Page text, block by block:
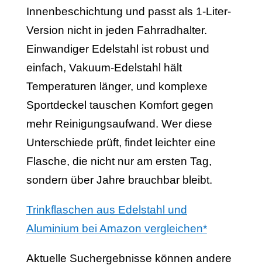
Innenbeschichtung und passt als 1-Liter-
Version nicht in jeden Fahrradhalter.
Einwandiger Edelstahl ist robust und
einfach, Vakuum-Edelstahl hält
Temperaturen länger, und komplexe
Sportdeckel tauschen Komfort gegen
mehr Reinigungsaufwand. Wer diese
Unterschiede prüft, findet leichter eine
Flasche, die nicht nur am ersten Tag,
sondern über Jahre brauchbar bleibt.
Trinkflaschen aus Edelstahl und
Aluminium bei Amazon vergleichen*
Aktuelle Suchergebnisse können andere